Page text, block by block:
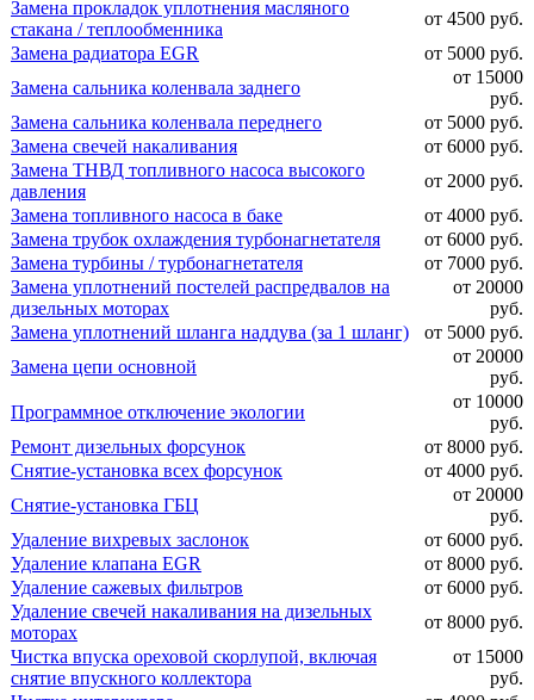
Замена прокладок уплотнения масляного
стакана / теплообменника
от 4500 руб.
Замена радиатора EGR
от 5000 руб.
Замена сальника коленвала заднего
от 15000
руб.
Замена сальника коленвала переднего
от 5000 руб.
Замена свечей накаливания
от 6000 руб.
Замена ТНВД топливного насоса высокого
давления
от 2000 руб.
Замена топливного насоса в баке
от 4000 руб.
Замена трубок охлаждения турбонагнетателя
от 6000 руб.
Замена турбины / турбонагнетателя
от 7000 руб.
Замена уплотнений постелей распредвалов на
дизельных моторах
от 20000
руб.
Замена уплотнений шланга наддува (за 1 шланг)
от 5000 руб.
Замена цепи основной
от 20000
руб.
Программное отключение экологии
от 10000
руб.
Ремонт дизельных форсунок
от 8000 руб.
Снятие-установка всех форсунок
от 4000 руб.
Снятие-установка ГБЦ
от 20000
руб.
Удаление вихревых заслонок
от 6000 руб.
Удаление клапана EGR
от 8000 руб.
Удаление сажевых фильтров
от 6000 руб.
Удаление свечей накаливания на дизельных
моторах
от 8000 руб.
Чистка впуска ореховой скорлупой, включая
снятие впускного коллектора
от 15000
руб.